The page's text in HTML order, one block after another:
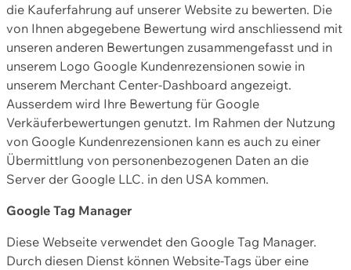
die Kauferfahrung auf unserer Website zu bewerten. Die
von Ihnen abgegebene Bewertung wird anschliessend mit
unseren anderen Bewertungen zusammengefasst und in
unserem Logo Google Kundenrezensionen sowie in
unserem Merchant Center-Dashboard angezeigt.
Ausserdem wird Ihre Bewertung für Google
Verkäuferbewertungen genutzt. Im Rahmen der Nutzung
von Google Kundenrezensionen kann es auch zu einer
Übermittlung von personenbezogenen Daten an die
Server der Google LLC. in den USA kommen.
Google Tag Manager
Diese Webseite verwendet den Google Tag Manager.
Durch diesen Dienst können Website-Tags über eine